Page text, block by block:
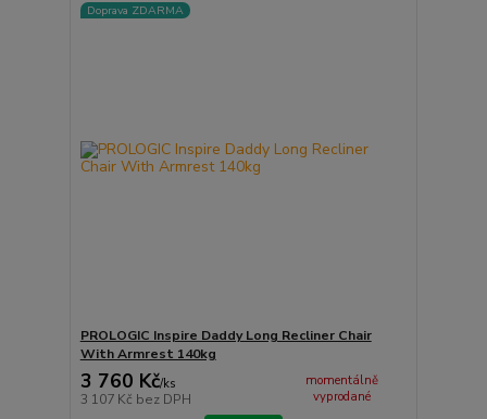
Doprava ZDARMA
PROLOGIC Inspire Daddy Long Recliner Chair
With Armrest 140kg
3 760 Kč/ks
3 107 Kč bez DPH
momentálně
vyprodané